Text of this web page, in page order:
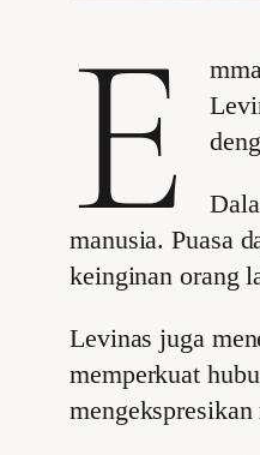
E
manusia. Puasa
keinginan orang
Levinas juga
memperkuat